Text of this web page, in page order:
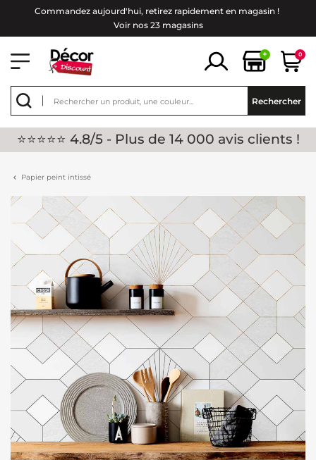
Commandez aujourd'hui, retirez rapidement en magasin !
Voir nos 23 magasins
+ 0
Rechercher
⭐⭐⭐⭐⭐ 4.8/5 - Plus de 14 000 avis clients !
Papier peint intissé